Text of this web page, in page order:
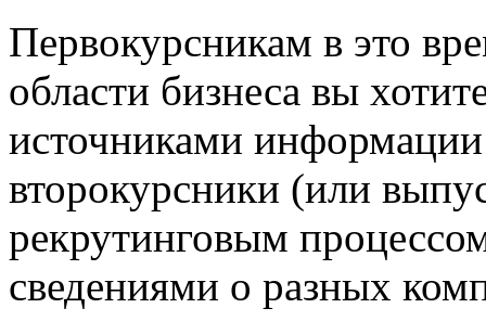
Первокурсникам в это
области бизнеса вы
источниками
второкурсники (или
рекрутинговым
сведениями о разных